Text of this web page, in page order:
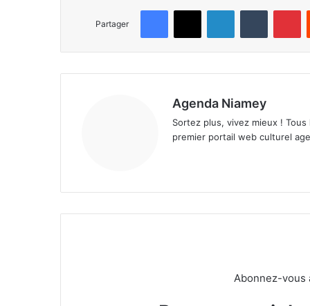
Partager
Agenda Niamey
Sortez plus, vivez mieux !
premier portail web culturel
Abonnez-vous